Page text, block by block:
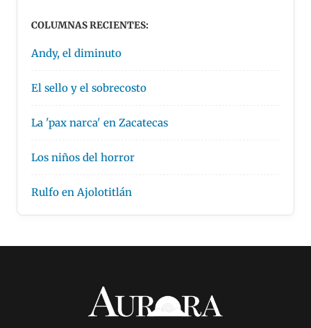
COLUMNAS RECIENTES:
Andy, el diminuto
El sello y el sobrecosto
La 'pax narca' en Zacatecas
Los niños del horror
Rulfo en Ajolotitlán